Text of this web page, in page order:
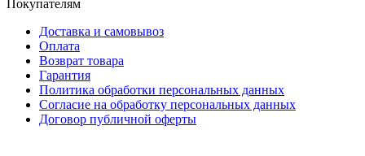
Покупателям
Доставка и самовывоз
Оплата
Возврат товара
Гарантия
Политика обработки персональных данных
Согласие на обработку персональных данных
Договор публичной оферты